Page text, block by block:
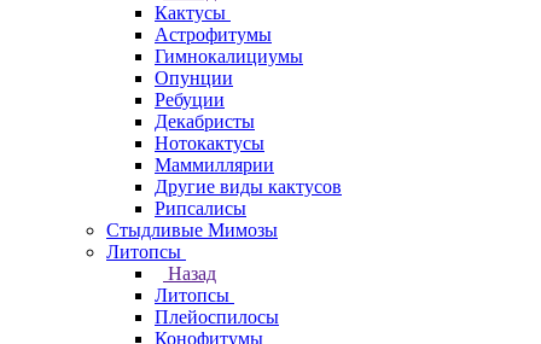
Кактусы
Астрофитумы
Гимнокалициумы
Опунции
Ребуции
Декабристы
Нотокактусы
Маммиллярии
Другие виды кактусов
Рипсалисы
Стыдливые Мимозы
Литопсы
Назад
Литопсы
Плейоспилосы
Конофитумы